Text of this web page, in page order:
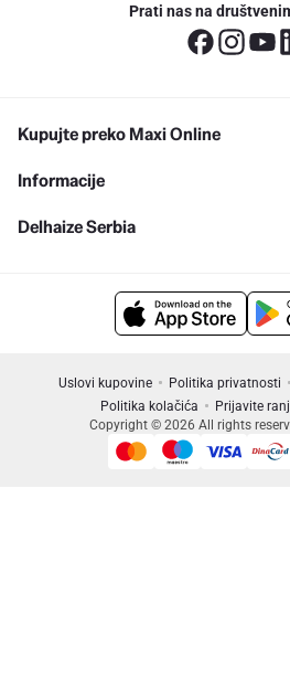
Prati nas na
Kupujte preko Maxi Online
Informacije
Delhaize Serbia
Uslovi kupovine Politika privatnosti
Politika kolačića
Prijavite
Copyright © 2026 All rights